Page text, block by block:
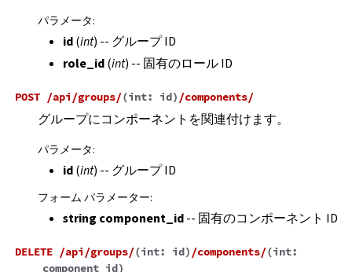
パラメータ:
id(int) -- グループ ID
role_id(int) -- 固有のロール ID
POST /api/groups/(int: id) /components/
グループにコンポーネントを関連付けます。
パラメータ:
id(int) -- グループ ID
フォーム パラメーター:
string component_id-- 固有のコンポーネント ID
DELETE /api/groups/(int: id) /components/(int:
component_id)